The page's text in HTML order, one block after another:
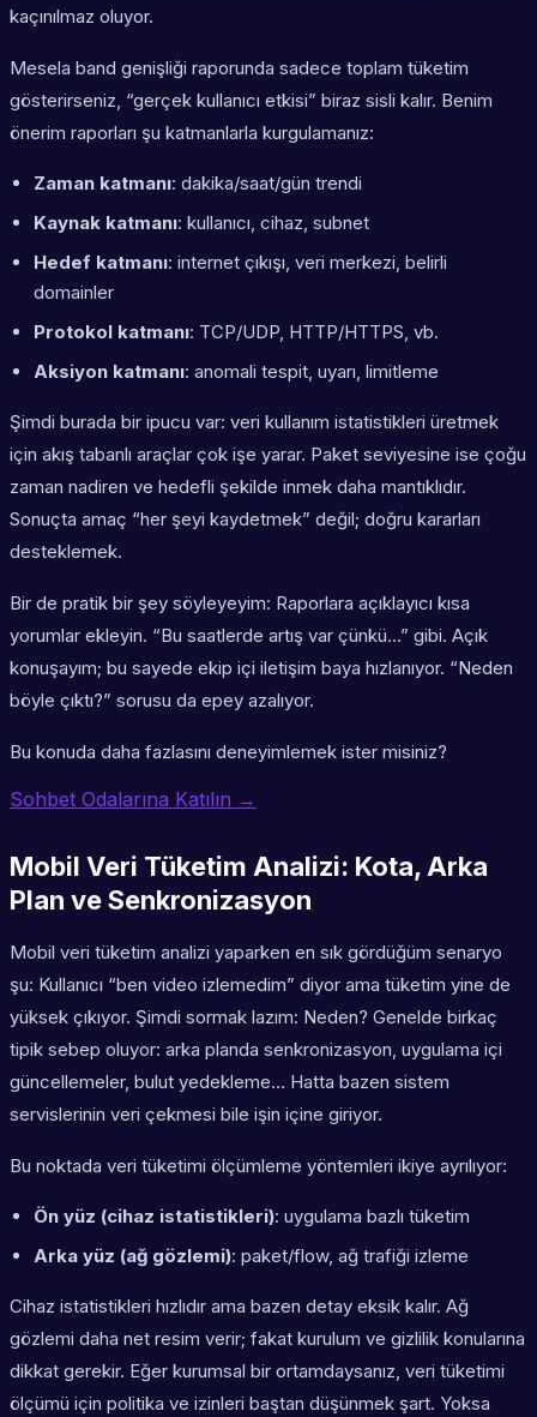
kaçınılmaz oluyor.
Mesela band genişliği raporunda sadece toplam tüketim
gösterirseniz, “gerçek kullanıcı etkisi” biraz sisli kalır. Benim
önerim raporları şu katmanlarla kurgulamanız:
Zaman katmanı: dakika/saat/gün trendi
Kaynak katmanı: kullanıcı, cihaz, subnet
Hedef katmanı: internet çıkışı, veri merkezi, belirli
domainler
Protokol katmanı: TCP/UDP, HTTP/HTTPS, vb.
Aksiyon katmanı: anomali tespit, uyarı, limitleme
Şimdi burada bir ipucu var: veri kullanım istatistikleri üretmek
için akış tabanlı araçlar çok işe yarar. Paket seviyesine ise çoğu
zaman nadiren ve hedefli şekilde inmek daha mantıklıdır.
Sonuçta amaç “her şeyi kaydetmek” değil; doğru kararları
desteklemek.
Bir de pratik bir şey söyleyeyim: Raporlara açıklayıcı kısa
yorumlar ekleyin. “Bu saatlerde artış var çünkü…” gibi. Açık
konuşayım; bu sayede ekip içi iletişim baya hızlanıyor. “Neden
böyle çıktı?” sorusu da epey azalıyor.
Bu konuda daha fazlasını deneyimlemek ister misiniz?
Sohbet Odalarına Katılın →
Mobil Veri Tüketim Analizi: Kota, Arka
Plan ve Senkronizasyon
Mobil veri tüketim analizi yaparken en sık gördüğüm senaryo
şu: Kullanıcı “ben video izlemedim” diyor ama tüketim yine de
yüksek çıkıyor. Şimdi sormak lazım: Neden? Genelde birkaç
tipik sebep oluyor: arka planda senkronizasyon, uygulama içi
güncellemeler, bulut yedekleme… Hatta bazen sistem
servislerinin veri çekmesi bile işin içine giriyor.
Bu noktada veri tüketimi ölçümleme yöntemleri ikiye ayrılıyor:
Ön yüz (cihaz istatistikleri): uygulama bazlı tüketim
Arka yüz (ağ gözlemi): paket/flow, ağ trafiği izleme
Cihaz istatistikleri hızlıdır ama bazen detay eksik kalır. Ağ
gözlemi daha net resim verir; fakat kurulum ve gizlilik konularına
dikkat gerekir. Eğer kurumsal bir ortamdaysanız, veri tüketimi
ölçümü için politika ve izinleri baştan düşünmek şart. Yoksa